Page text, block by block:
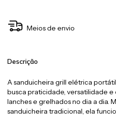
Meios de envio
Descrição
A sanduicheira grill elétrica
busca praticidade, versatilidade
lanches e grelhados no dia a dia.
sanduicheira tradicional, ela